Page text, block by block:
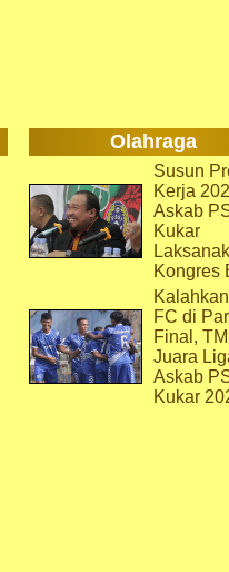
Olahraga
Susun
Kerja
Askab
Kukar
Kongres
FC di
Final,
Juara
Askab
Kukar